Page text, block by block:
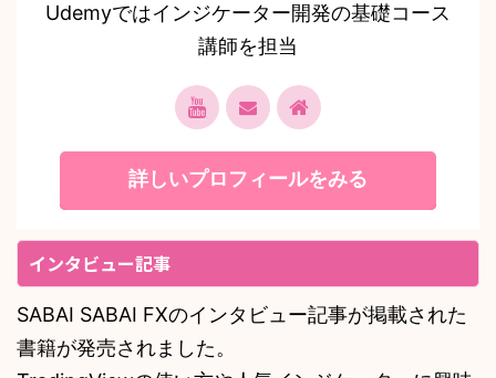
Udemyではインジケーター開発の基礎コース
講師を担当
詳しいプロフィールをみる
インタビュー記事
SABAI SABAI FXのインタビュー記事が掲載された
書籍が発売されました。